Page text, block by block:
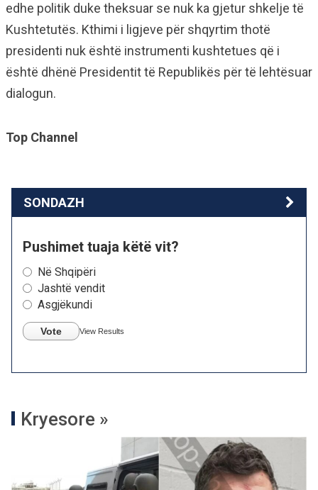
edhe politik duke theksuar se nuk ka gjetur shkelje të
Kushtetutës. Kthimi i ligjeve për shqyrtim thotë
presidenti nuk është instrumenti kushtetues që i
është dhënë Presidentit të Republikës për të lehtësuar
dialogun.
Top Channel
SONDAZH
Pushimet tuaja këtë vit?
Në Shqipëri
Jashtë vendit
Asgjëkundi
Vote View Results
Kryesore »